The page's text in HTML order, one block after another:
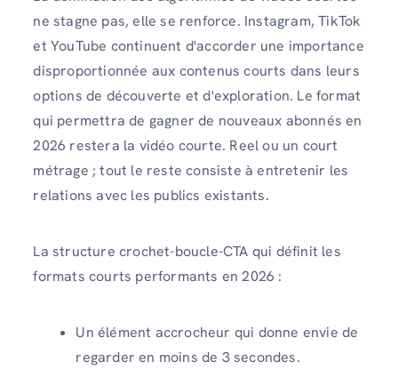
ne stagne pas, elle se renforce. Instagram, TikTok
et YouTube continuent d'accorder une importance
disproportionnée aux contenus courts dans leurs
options de découverte et d'exploration. Le format
qui permettra de gagner de nouveaux abonnés en
2026 restera la vidéo courte. Reel ou un court
métrage ; tout le reste consiste à entretenir les
relations avec les publics existants.
La structure crochet-boucle-CTA qui définit les
formats courts performants en 2026 :
Un élément accrocheur qui donne envie de
regarder en moins de 3 secondes.